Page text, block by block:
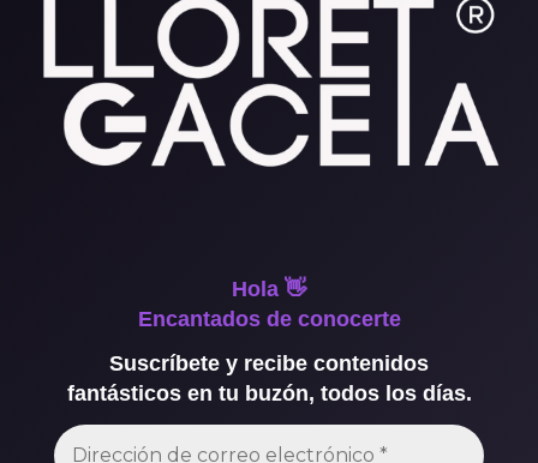
Hola 👋
Encantados de conocerte
Suscríbete y recibe contenidos
fantásticos en tu buzón, todos los días.